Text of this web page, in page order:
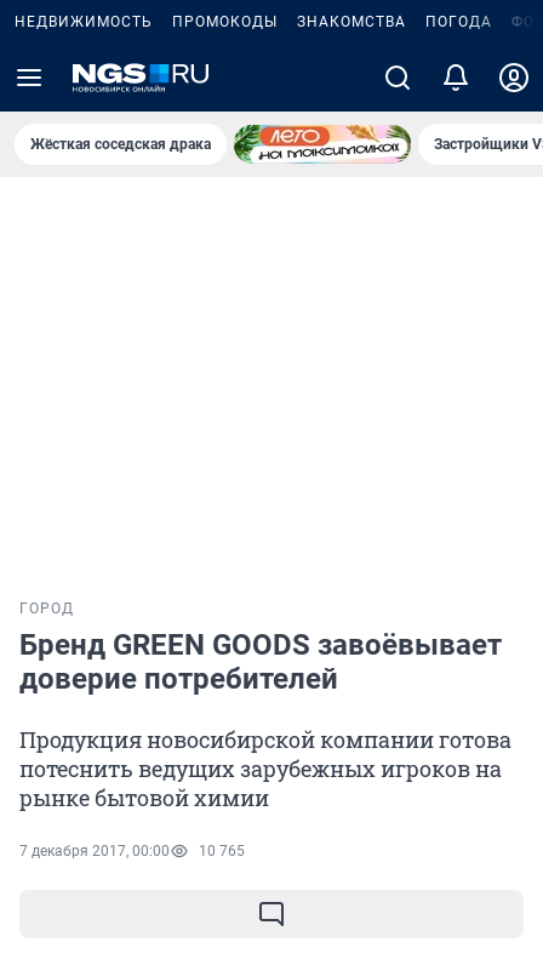
НЕДВИЖИМОСТЬ ПРОМОКОДЫ ЗНАКОМСТВА ПОГОДА
Жёсткая соседская драка Застройщики
ГОРОД
Бренд GREEN GOODS завоёвывает
доверие потребителей
Продукция новосибирской компании готова
потеснить ведущих зарубежных игроков на
рынке бытовой химии
7 декабря 2017, 00:00 10 765